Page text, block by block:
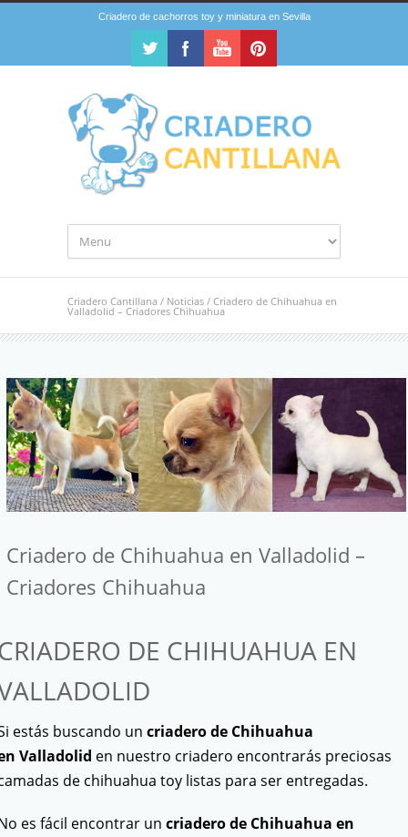
Criadero de cachorros toy y miniatura en Sevilla
Criadero Cantillana / Noticias / Criadero de Chihuahua en
Valladolid – Criadores Chihuahua
Criadero de Chihuahua en Valladolid –
Criadores Chihuahua
DE CHIHUAHUA EN
estás buscando un criadero de Chihuahua
Valladolid en nuestro criadero encontrarás preciosas
de chihuahua toy listas para ser entregadas.
es fácil encontrar un criadero de Chihuahua en